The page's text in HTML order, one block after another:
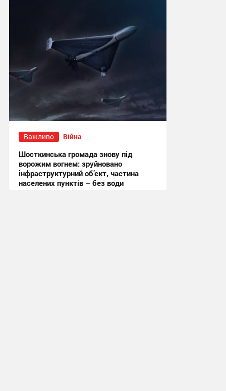
Важливо Війна
Шосткинська громада знову під
ворожим вогнем: зруйновано
інфраструктурний об’єкт, частина
населених пунктів – без води